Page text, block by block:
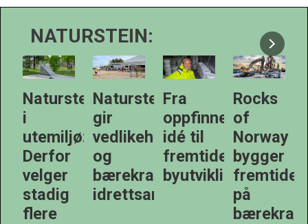
NATURSTEIN:
Naturstein
gir
vedlikeholdsfrie
og
bærekraftige
idrettsanlegg
Fra
oppfinnerens
idé til
fremtidens
byutvikling
Rocks
of
Norway
bygger
fremtiden
bærekraft
i
Snart
kommer